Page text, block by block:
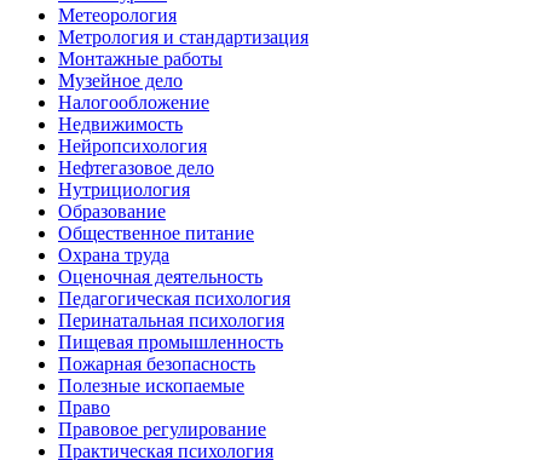
Метеорология
Метрология и стандартизация
Монтажные работы
Музейное дело
Налогообложение
Недвижимость
Нейропсихология
Нефтегазовое дело
Нутрициология
Образование
Общественное питание
Охрана труда
Оценочная деятельность
Педагогическая психология
Перинатальная психология
Пищевая промышленность
Пожарная безопасность
Полезные ископаемые
Право
Правовое регулирование
Практическая психология